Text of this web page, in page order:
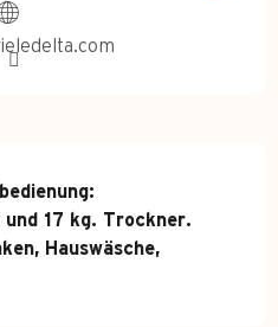
17 kg. Trockner.
Hauswäsche,